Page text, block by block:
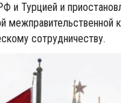
и Турцией и
межправительственной
сотрудничеству.